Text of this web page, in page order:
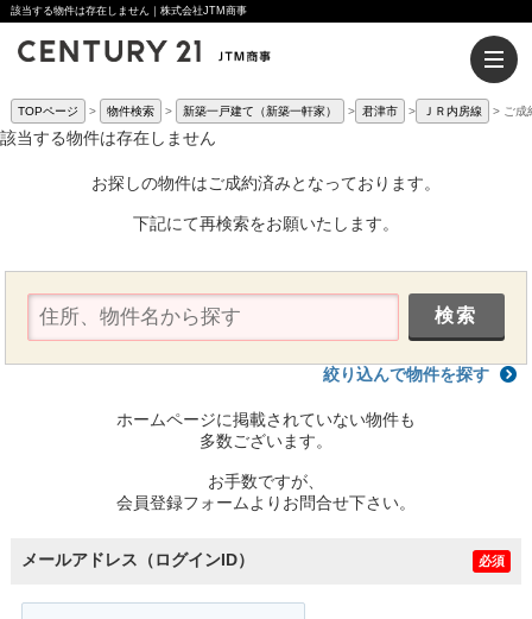
該当する物件は存在しません｜株式会社JTM商事
TOPページ 物件検索 新築一戸建て（新築一軒家） 君津市 ＪＲ内房線 ご成
該当する物件は存在しません
お探しの物件はご成約済みとなっております。
下記にて再検索をお願いたします。
絞り込んで物件を探す
ホームページに掲載されていない物件も
多数ございます。
お手数ですが、
会員登録フォームよりお問合せ下さい。
メールアドレス（ログインID） 必須